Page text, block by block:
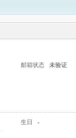
邮箱状态 未验证
生日
-